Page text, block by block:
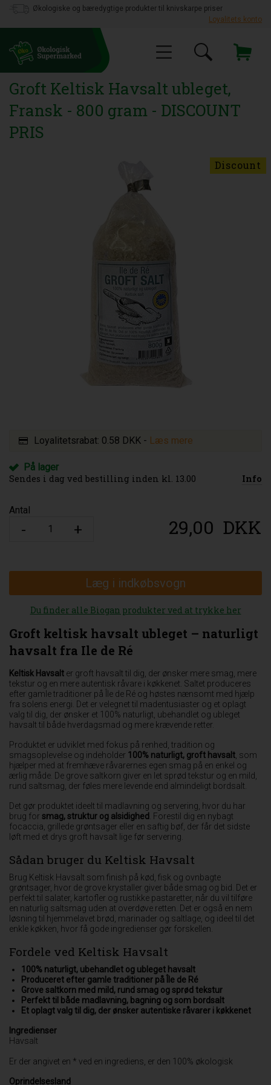
Økologiske og bæredygtige produkter til knivskarpe priser
Loyalitets konto
Groft Keltisk Havsalt ubleget,
Fransk - 800 gram - DISCOUNT
PRIS
Discount
Loyalitetsrabat: 0.58 DKK - Læs mere
På lager
Sendes i dag ved bestilling inden kl. 13.00
Info
Antal
29,00 DKK
Læg i indkøbsvogn
Du finder alle Biogan produkter ved at trykke her
Groft keltisk havsalt ubleget – naturligt
havsalt fra Ile de Ré
Keltisk Havsalt er groft havsalt til dig, der ønsker mere smag, mere
tekstur og en mere autentisk råvare i køkkenet. Saltet produceres
efter gamle traditioner på Île de Ré og høstes nænsomt med hjælp
fra solens energi. Det er velegnet til madentusiaster og et oplagt
valg til dig, der ønsker et 100% naturligt, ubehandlet og ubleget
havsalt til både hverdagsmad og mere krævende retter.
Produktet er udviklet med fokus på renhed, tradition og
smagsoplevelse og indeholder 100% naturligt, groft havsalt , som
hjælper med at fremhæve råvarernes egen smag på en enkel og
ærlig måde. De grove saltkorn giver en let sprød tekstur og en mild,
rund saltsmag, der føles mere levende end almindeligt bordsalt.
Det gør produktet ideelt til madlavning og servering, hvor du har
brug for smag, struktur og alsidighed
. Forestil dig en nybagt
focaccia, grillede grøntsager eller en saftig bøf, der får det sidste
løft med et drys groft havsalt lige før servering.
Sådan bruger du Keltisk Havsalt
Brug Keltisk Havsalt som finish på kød, fisk og ovnbagte
grøntsager, hvor de grove krystaller giver både smag og bid. Det er
perfekt til salater, kartofler og rustikke pastaretter, når du vil tilføre
en naturlig saltsmag uden at overdøve retten. Det er også en nem
løsning til hjemmelavet brød, marinader og saltlage, og ideel til det
enkle køkken, hvor få gode ingredienser gør forskellen.
Fordele ved Keltisk Havsalt
100% naturligt, ubehandlet og ubleget havsalt
Produceret efter gamle traditioner på Île de Ré
Grove saltkorn med mild, rund smag og sprød tekstur
Perfekt til både madlavning, bagning og som bordsalt
Et oplagt valg til dig, der ønsker autentiske råvarer i køkkenet
Ingredienser
Havsalt
Er der angivet en * ved en ingrediens, er den 100% økologisk
Oprindelsesland